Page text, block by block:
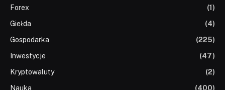
Forex
(1)
Giełda
(4)
Gospodarka
(225)
Inwestycje
(47)
Kryptowaluty
(2)
Nauka
(400)